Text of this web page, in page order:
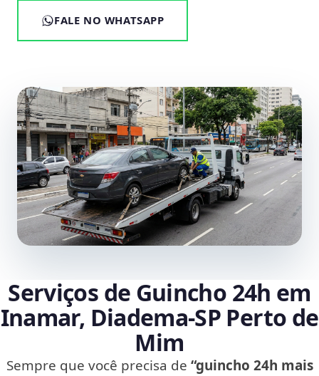
FALE NO WHATSAPP
Serviços de Guincho 24h em
Inamar, Diadema‑SP Perto de
Mim
Sempre que você precisa de “guincho 24h mais